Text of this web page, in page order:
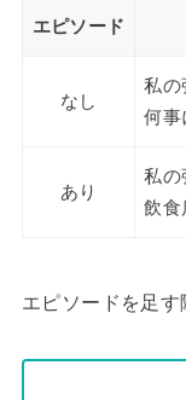
エピソード
なし
私の
何事
あり
私の
飲食
エピソードを足す